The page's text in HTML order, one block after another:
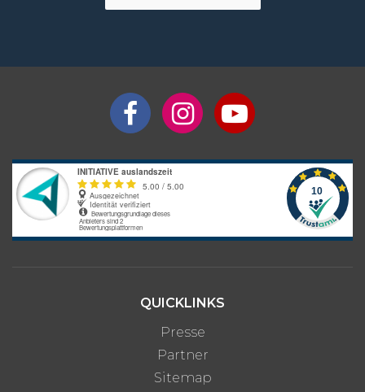
QUICKLINKS
Presse
Partner
Sitemap